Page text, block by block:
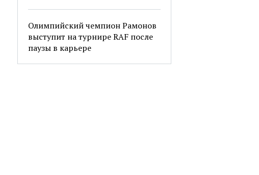
Олимпийский чемпион Рамонов
выступит на турнире RAF после
паузы в карьере